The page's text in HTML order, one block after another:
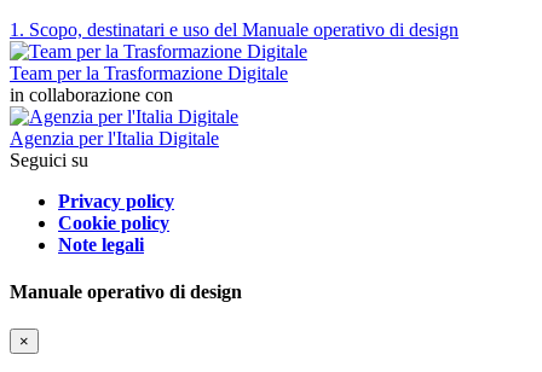
1. Scopo, destinatari e uso del Manuale operativo di design
Team per la Trasformazione Digitale
in collaborazione con
Agenzia per l'Italia Digitale
Seguici su
Privacy policy
Cookie policy
Note legali
Manuale operativo di design
×